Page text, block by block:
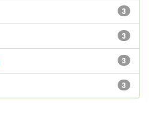
3
3
3
3